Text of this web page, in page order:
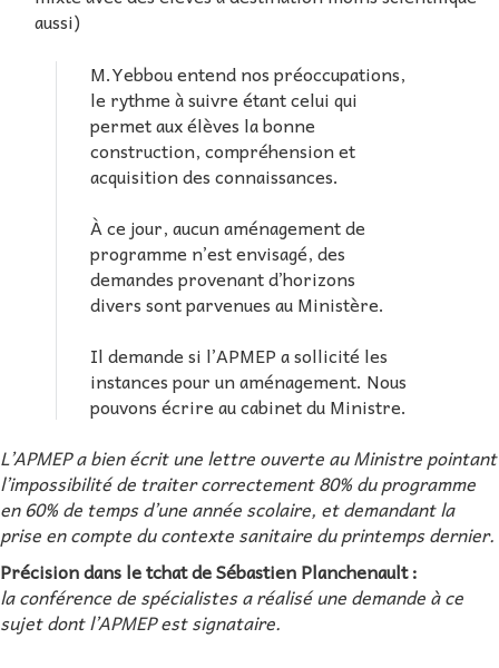
aussi)
M.Yebbou entend nos préoccupations,
le rythme à suivre étant celui qui
permet aux élèves la bonne
construction, compréhension et
acquisition des connaissances.
À ce jour, aucun aménagement de
programme n’est envisagé, des
demandes provenant d’horizons
divers sont parvenues au Ministère.
Il demande si l’APMEP a sollicité les
instances pour un aménagement. Nous
pouvons écrire au cabinet du Ministre.
L’APMEP a bien écrit une lettre ouverte au Ministre pointant
l’impossibilité de traiter correctement 80% du programme
en 60% de temps d’une année scolaire, et demandant la
prise en compte du contexte sanitaire du printemps dernier.
Précision dans le tchat de Sébastien Planchenault :
la conférence de spécialistes a réalisé une demande à ce
sujet dont l’APMEP est signataire.